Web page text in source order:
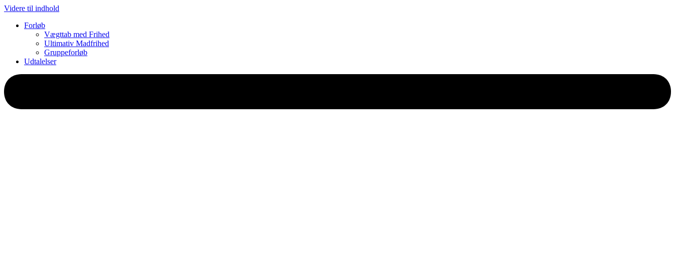
Videre til indhold
Forløb
Vægttab med Frihed
Ultimativ Madfrihed
Gruppeforløb
Udtalelser